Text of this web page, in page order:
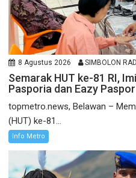
8 Agustus 2026 SIMBOLON
Semarak HUT ke-81 RI,
Pasporia dan Eazy Paspor
topmetro.news, Belawan –
(HUT) ke-81...
Info Metro